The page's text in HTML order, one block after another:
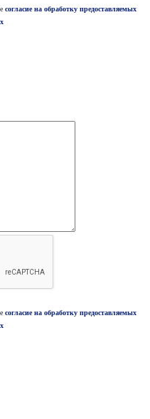
согласие на обработку предоставляемых
согласие на обработку предоставляемых